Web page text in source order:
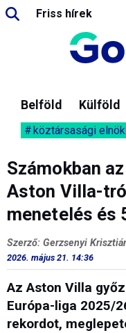
Friss hírek
Belföld Külföld
köztársasági elnök
Számokban
Aston Villa-
menetelés és
Szerző: Gerzsenyi
2026. május 21. 14:36
Az Aston Villa
Európa-liga 2025/
rekordot,